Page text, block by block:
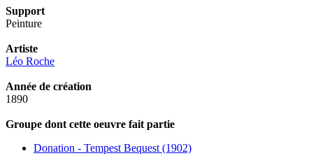
Support
Peinture
Artiste
Léo Roche
Année de création
1890
Groupe dont cette oeuvre fait partie
Donation - Tempest Bequest (1902)